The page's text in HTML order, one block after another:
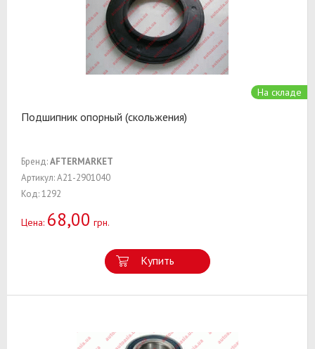
На складе
Подшипник опорный (скольжения)
Бренд:AFTERMARKET
Артикул: A21-2901040
Код: 1292
Цена: 68,00 грн.
Купить